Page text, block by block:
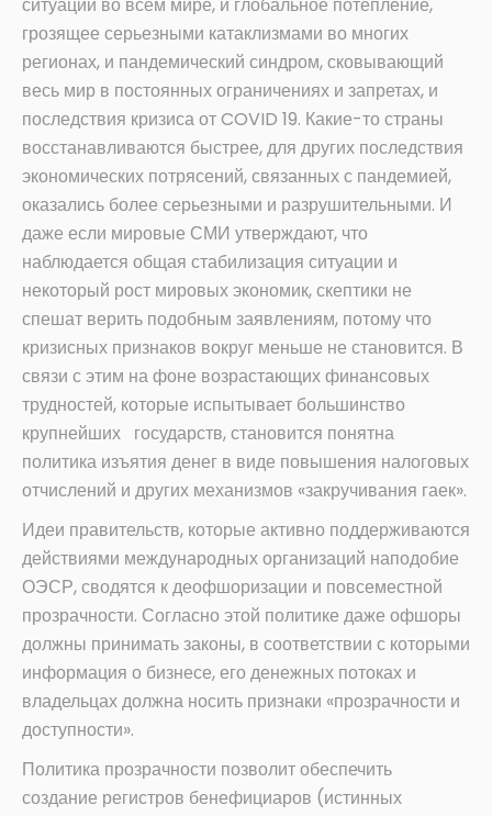
ситуаций во всем мире, и глобальное потепление,
грозящее серьезными катаклизмами во многих
регионах, и пандемический синдром, сковывающий
весь мир в постоянных ограничениях и запретах, и
последствия кризиса от COVID 19. Какие-то страны
восстанавливаются быстрее, для других последствия
экономических потрясений, связанных с пандемией,
оказались более серьезными и разрушительными. И
даже если мировые СМИ утверждают, что
наблюдается общая стабилизация ситуации и
некоторый рост мировых экономик, скептики не
спешат верить подобным заявлениям, потому что
кризисных признаков вокруг меньше не становится. В
связи с этим на фоне возрастающих финансовых
трудностей, которые испытывает большинство
крупнейших государств, становится понятна
политика изъятия денег в виде повышения налоговых
отчислений и других механизмов «закручивания гаек».
Идеи правительств, которые активно поддерживаются
действиями международных организаций наподобие
ОЭСР, сводятся к деофшоризации и повсеместной
прозрачности. Согласно этой политике даже офшоры
должны принимать законы, в соответствии с которыми
информация о бизнесе, его денежных потоках и
владельцах должна носить признаки «прозрачности и
доступности».
Политика прозрачности позволит обеспечить
создание регистров бенефициаров (истинных